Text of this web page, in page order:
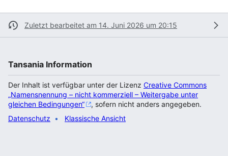
Zuletzt bearbeitet am 14. Juni 2026 um 20:15
Tansania Information
Der Inhalt ist verfügbar unter der Lizenz Creative Commons
„Namensnennung – nicht kommerziell – Weitergabe unter
gleichen Bedingungen“
, sofern nicht anders angegeben.
Datenschutz
Klassische Ansicht